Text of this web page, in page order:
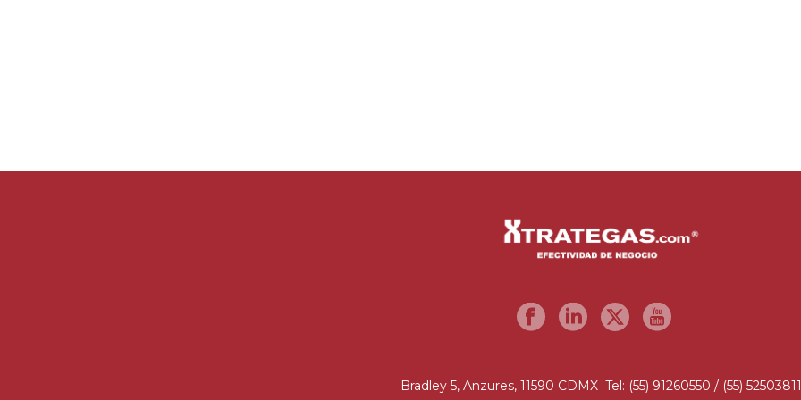
Bradley 5, Anzures, 11590 CDMX Tel: (55) 91260550 / (55) 52503811